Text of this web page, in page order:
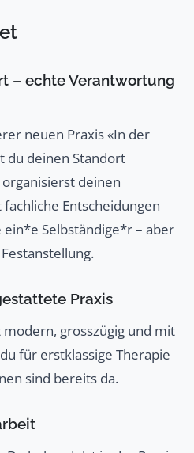
– echte Verantwortung
neuen Praxis «In der
du deinen Standort
deinen
Entscheidungen
Selbständige*r – aber
Praxis
grosszügig und mit
für erstklassige Therapie
sind bereits da.